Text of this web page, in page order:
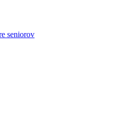
seniorov